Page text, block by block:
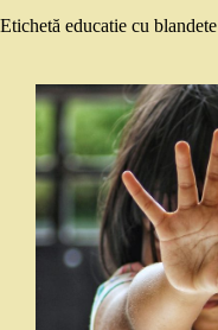
Etichetă educatie cu blandete